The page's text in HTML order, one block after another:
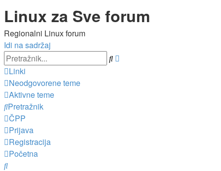
Linux za Sve forum
Regionalni Linux forum
Idi na sadržaj
Pretražnik
Linki
Neodgovorene teme
Aktivne teme
Pretražnik
ČPP
Prijava
Registracija
Početna
Pretražnik